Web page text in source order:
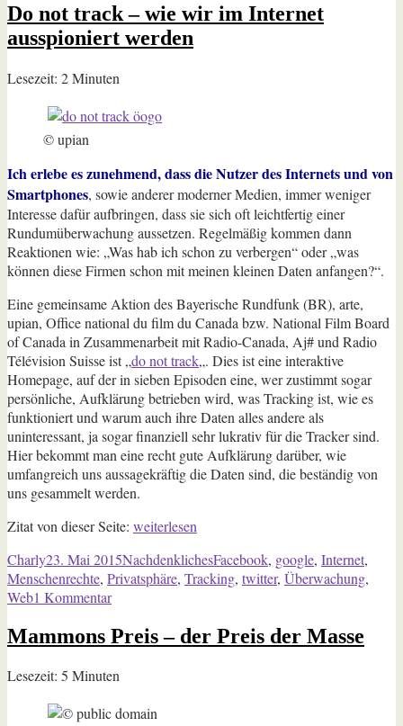
neu
macht
der
Do not track – wie wir im Internet
ausspioniert werden
Lesezeit: 2Minuten
© upian
Ich erlebe es zunehmend, dass die Nutzer des Internets und von
Smartphones, sowie anderer moderner Medien, immer weniger
Interesse dafür aufbringen, dass sie sich oft leichtfertig einer
Rundumüberwachung aussetzen. Regelmäßig kommen dann
Reaktionen wie: „Was hab ich schon zu verbergen“ oder „was
können diese Firmen schon mit meinen kleinen Daten anfangen?“.
Eine gemeinsame Aktion des Bayerische Rundfunk (BR), arte,
upian, Office national du film du Canada bzw. National Film Board
of Canada in Zusammenarbeit mit Radio-Canada, Aj# und Radio
Télévision Suisse ist „do not track„. Dies ist eine interaktive
Homepage, auf der in sieben Episoden eine, wer zustimmt sogar
persönliche, Aufklärung betrieben wird, was Tracking ist, wie es
funktioniert und warum auch ihre Daten alles andere als
uninteressant, ja sogar finanziell sehr lukrativ für die Tracker sind.
Hier bekommt man eine recht gute Aufklärung darüber, wie
umfangreich uns aussagekräftig die Daten sind, die beständig von
uns gesammelt werden.
Zitat von dieser Seite: „Do
track
–
im
weiterlesen
Autor
CharlyVeröffentlicht
am
23. Mai 2015Kategorien
NachdenklichesSchlagwörter
Facebook, google, Internet,
Menschenrechte, Privatsphäre, Tracking, twitter, Überwachung,
Web1 Kommentarzu
not
track
–
wir
Mammons Preis – der Preis der Masse
Lesezeit: 5 Minuten